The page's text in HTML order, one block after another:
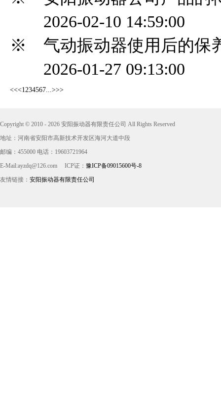
2026-02-10 14:59:00
※ 气动振动器使用后的保
2026-01-27 09:13:00
<<<1234567...>>>
Copyright © 2010 - 2026 安阳振动器有限责任公司 All Rights Reserved
地址：河南省安阳市高新技术开发区海河大道中段
邮编：455000 电话：19603721964
E-Mail:ayzdq@126.com
ICP证： 豫ICP备09015600号-8
友情链接： 安阳振动器有限责任公司